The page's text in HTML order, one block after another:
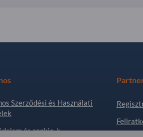
Szerződési és Használati
és cookie-k